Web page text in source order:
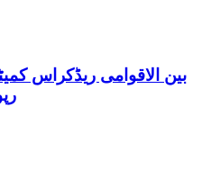
بین الاقوامی ریڈکراس